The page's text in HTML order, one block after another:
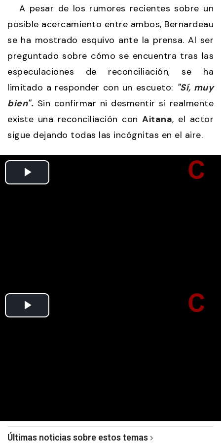
A pesar de los rumores recientes sobre un
posible acercamiento entre ambos, Bernardeau
se ha mostrado esquivo ante la prensa. Al ser
preguntado sobre cómo se encuentra tras las
especulaciones de reconciliación, se ha
limitado a responder con un escueto: "Sí, muy
bien". Sin confirmar ni desmentir si realmente
existe una reconciliación con Aitana, el actor
sigue dejando todas las incógnitas en el aire.
Últimas noticias sobre estos temas